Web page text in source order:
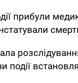
прибули
події